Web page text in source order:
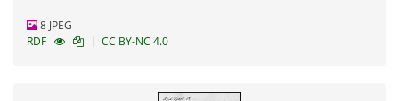
8 JPEG
RDF
| CC BY-NC 4.0